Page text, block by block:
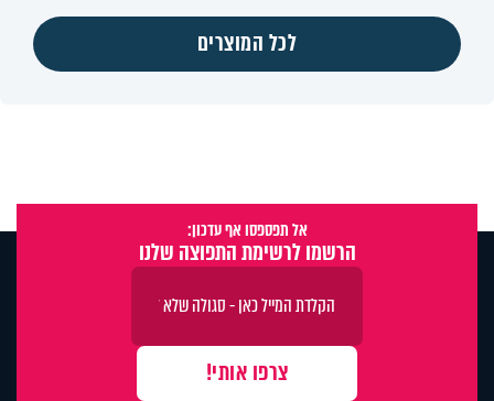
לכל המוצרים
אל תפספסו אף עדכון:
הרשמו לרשימת התפוצה שלנו